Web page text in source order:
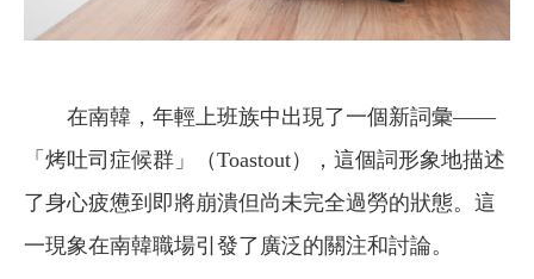
在南韓，年輕上班族中出現了一個新詞彙——
「烤吐司症候群」（Toastout），這個詞形象地描述
了身心疲憊到即將崩潰但尚未完全過勞的狀態。這
一現象在南韓職場引發了廣泛的關注和討論。